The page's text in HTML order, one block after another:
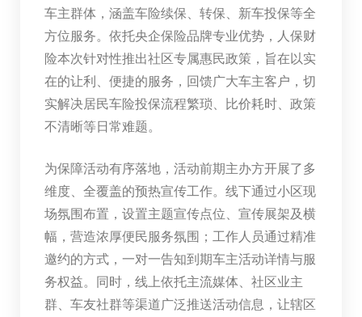
车主群体，涵盖车险续保、转保、新车投保等全
方位服务。依托央企保险品牌专业优势，人保财
险本次针对性推出社区专属惠民政策，旨在以实
在的让利、便捷的服务，回馈广大车主客户，切
实解决居民车险投保流程繁琐、比价耗时、政策
不清晰等日常难题。
为保障活动有序落地，活动前期主办方开展了多
维度、全覆盖的预热宣传工作。线下通过小区现
场氛围布置，设置主题宣传点位、宣传展架及横
幅，营造浓厚便民服务氛围；工作人员通过精准
邀约的方式，一对一告知到期车主活动详情与服
务权益。同时，线上依托主流媒体、社区业主
群、车友社群等渠道广泛推送活动信息，让辖区